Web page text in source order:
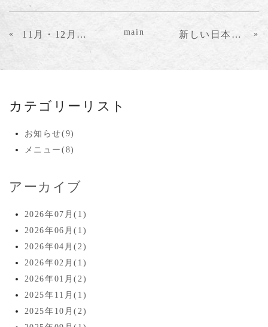
« 11月・12月のご予約について main 新しい日本酒入荷 店主おすすめ »
カテゴリーリスト
お知らせ(9)
メニュー(8)
アーカイブ
2026年07月(1)
2026年06月(1)
2026年04月(2)
2026年02月(1)
2026年01月(2)
2025年11月(1)
2025年10月(2)